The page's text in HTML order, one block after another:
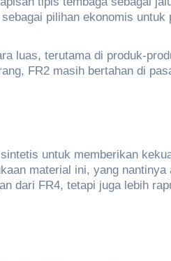
pilihan ekonomis untuk
luas, terutama di produk-
FR2 masih bertahan di
untuk memberikan
material ini, yang nantinya
dari FR4, tetapi juga lebih